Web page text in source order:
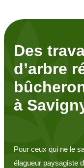
Des
d’arbre
à
Pour ceux qui ne le
élagueur paysagiste